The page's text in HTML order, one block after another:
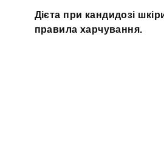
Дієта при кандидозі
правила харчування.